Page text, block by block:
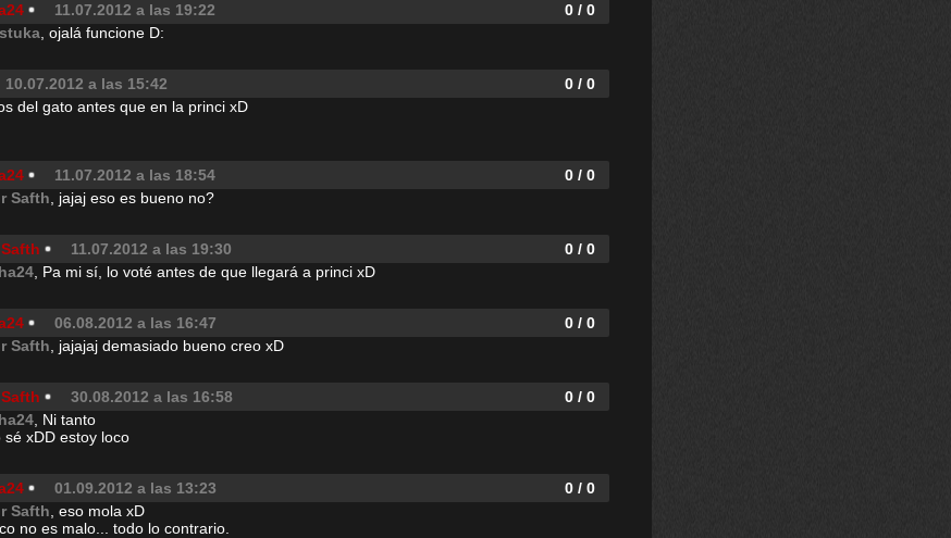
11.07.2012 a las 19:22
0 / 0
, ojalá funcione D:
10.07.2012 a las 15:42
0 / 0
del gato antes que en la princi xD
11.07.2012 a las 18:54
0 / 0
Safth , jajaj eso es bueno no?
11.07.2012 a las 19:30
0 / 0
, Pa mi sí, lo voté antes de que llegará a princi xD
06.08.2012 a las 16:47
0 / 0
Safth , jajajaj demasiado bueno creo xD
30.08.2012 a las 16:58
0 / 0
, Ni tanto
sé xDD estoy loco
01.09.2012 a las 13:23
0 / 0
Safth , eso mola xD
no es malo... todo lo contrario.